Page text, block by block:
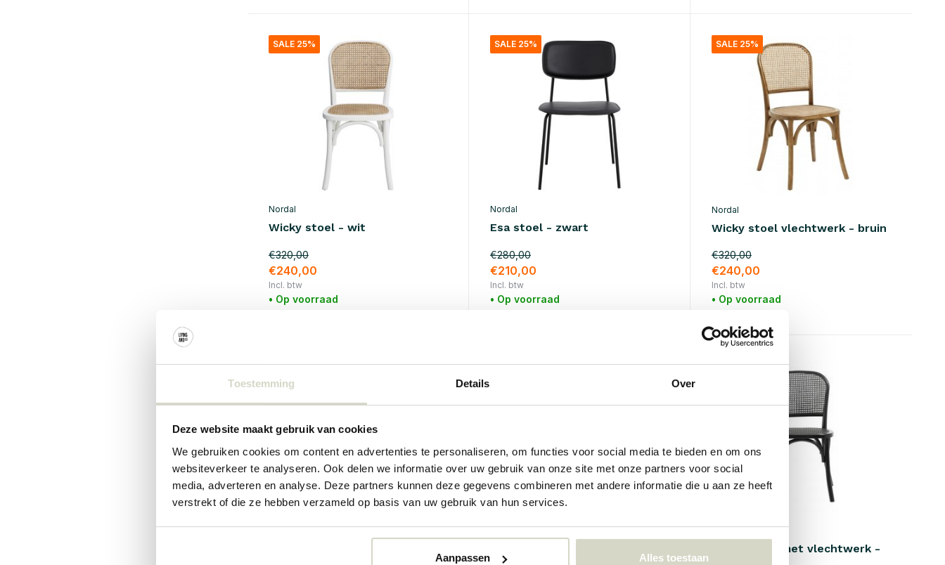
Toestemming Details Over
Deze website maakt gebruik van cookies
We gebruiken cookies om content en advertenties te personaliseren, om functies voor social media te bieden en om ons
websiteverkeer te analyseren. Ook delen we informatie over uw gebruik van onze site met onze partners voor social
media, adverteren en analyse. Deze partners kunnen deze gegevens combineren met andere informatie die u aan ze heeft
verstrekt of die ze hebben verzameld op basis van uw gebruik van hun services.
Aanpassen Alles toestaan
SALE 25%
Nordal
Wicky stoel - wit
€320,00
€240,00
Incl. btw
• Op voorraad
SALE 25%
Nordal
Esa stoel - zwart
€280,00
€210,00
Incl. btw
• Op voorraad
SALE 25%
Nordal
Wicky stoel vlechtwerk - bruin
€320,00
€240,00
Incl. btw
• Op voorraad
SALE 25%
Nordal
SALE 25%
Nordal
SALE 25%
Nordal
Wicky stoel met vlechtwerk -